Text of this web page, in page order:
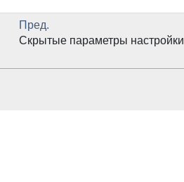
Пред.
Скрытые параметры настройки